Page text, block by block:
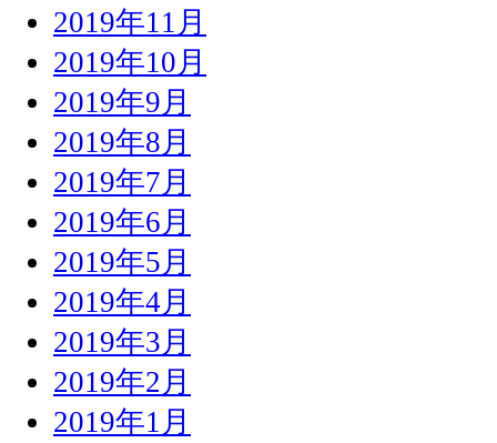
2019年11月
2019年10月
2019年9月
2019年8月
2019年7月
2019年6月
2019年5月
2019年4月
2019年3月
2019年2月
2019年1月